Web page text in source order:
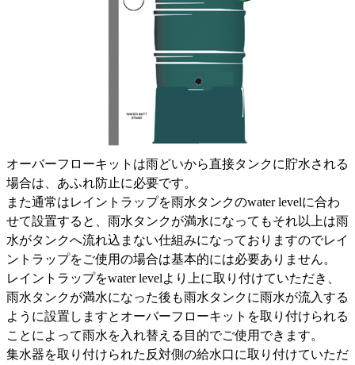
オーバーフローキットは雨どいから直接タンクに貯水される
場合は、あふれ防止に必要です。
また通常はレイントラップを雨水タンクのwater levelに合わ
せて設置すると、雨水タンクが満水になってもそれ以上は雨
水がタンクへ流れ込まない仕組みになっておりますのでレイ
ントラップをご使用の場合は基本的には必要ありません。
レイントラップをwater levelより上に取り付けていただき、
雨水タンクが満水になった後も雨水タンクに雨水が流入する
ように設置しますとオーバーフローキットを取り付けられる
ことによって雨水を入れ替える目的でご使用できます。
集水器を取り付けられた反対側の給水口に取り付けていただ